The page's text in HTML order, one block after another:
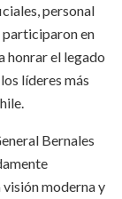
personal
participaron en
honrar el legado
líderes más
Bernales
moderna y